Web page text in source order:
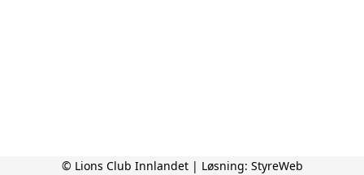
© Lions Club Innlandet | Løsning: StyreWeb